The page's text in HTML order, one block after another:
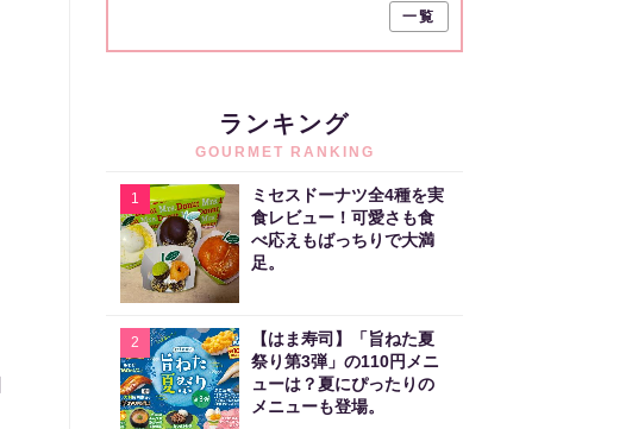
一覧
ランキング
GOURMET RANKING
1
ミセスドーナツ全4種を実
食レビュー！可愛さも食
べ応えもばっちりで大満
足。
2
【はま寿司】「旨ねた夏
祭り第3弾」の110円メニ
ューは？夏にぴったりの
メニューも登場。